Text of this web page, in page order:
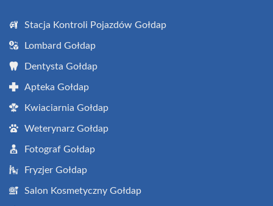
Stacja Kontroli Pojazdów Gołdap
Lombard Gołdap
Dentysta Gołdap
Apteka Gołdap
Kwiaciarnia Gołdap
Weterynarz Gołdap
Fotograf Gołdap
Fryzjer Gołdap
Salon Kosmetyczny Gołdap